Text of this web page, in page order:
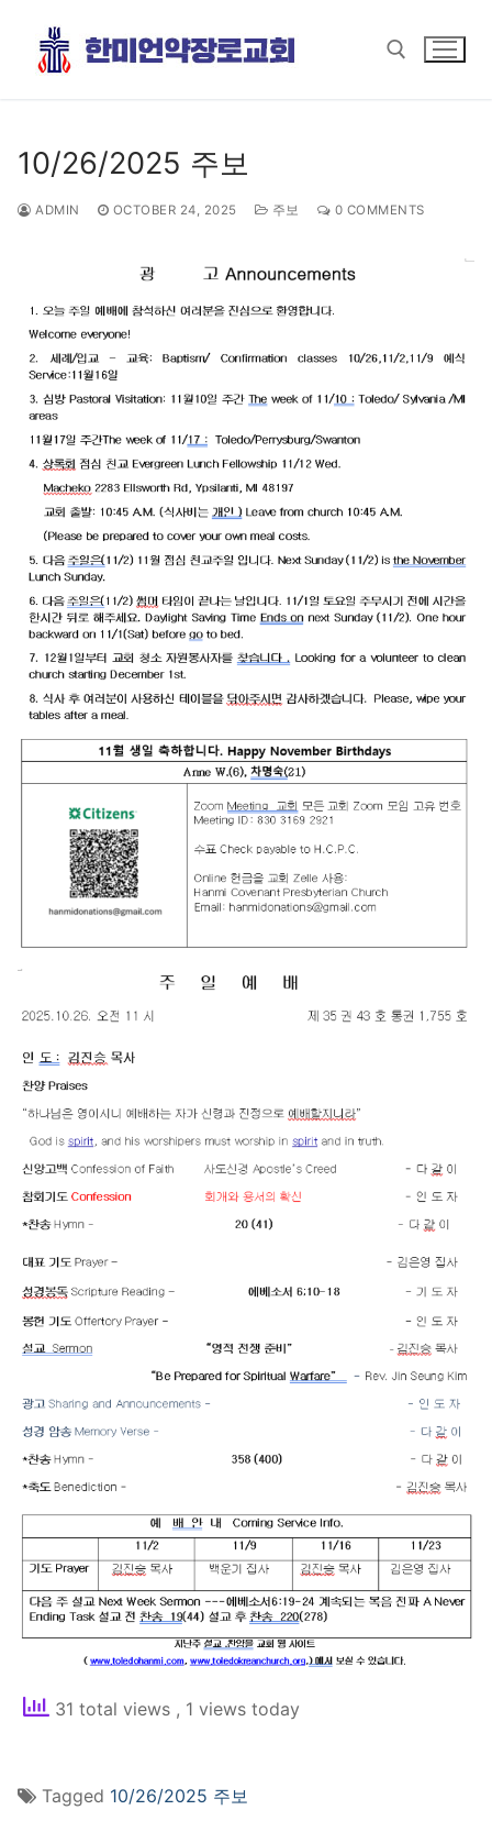
content
10/26/2025 주보
ADMIN OCTOBER 24, 2025 주보 0 COMMENTS
31 total views , 1 views today
Tagged 10/26/2025 주보